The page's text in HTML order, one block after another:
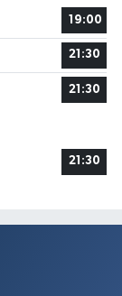
19:00
21:30
21:30
21:30